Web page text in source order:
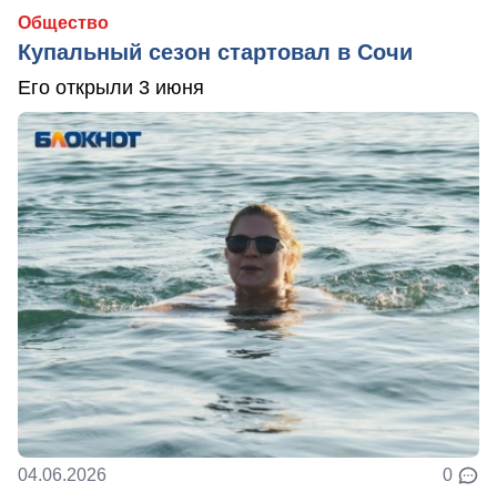
Общество
Купальный сезон стартовал в Сочи
Его открыли 3 июня
04.06.2026 0